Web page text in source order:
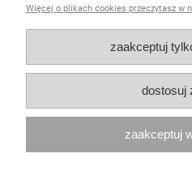
Moje
Więcej o plikach cookies przeczytasz w
zaakceptuj
dostosuj
zaakceptuj